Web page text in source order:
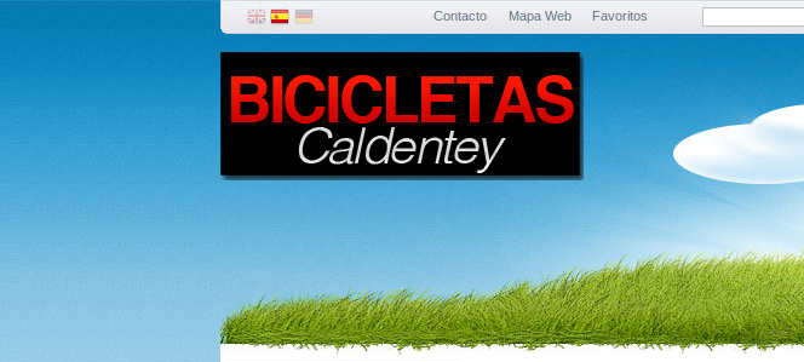
Contacto Mapa Web
Favoritos